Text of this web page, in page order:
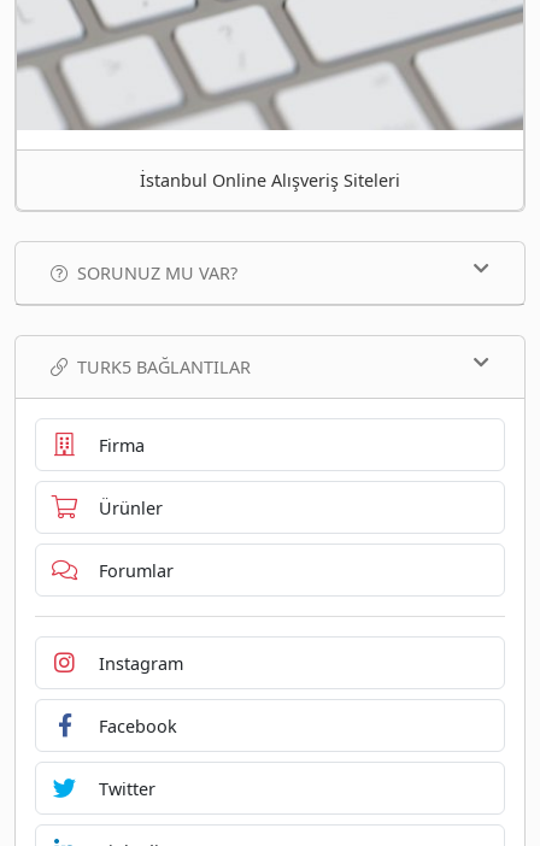
İstanbul Online Alışveriş Siteleri
SORUNUZ MU VAR?
TURK5 BAĞLANTILAR
Firma
Ürünler
Forumlar
Instagram
Facebook
Twitter